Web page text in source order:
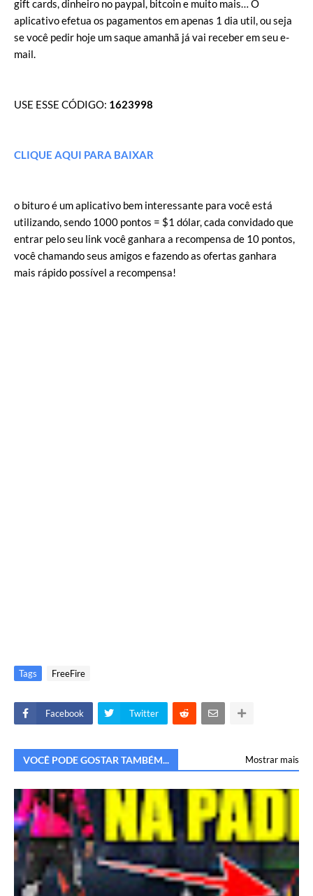
gift cards, dinheiro no paypal, bitcoin e muito mais… O
aplicativo efetua os pagamentos em apenas 1 dia util, ou seja
se você pedir hoje um saque amanhã já vai receber em seu e-
mail.
USE ESSE CÓDIGO: 1623998
CLIQUE AQUI PARA BAIXAR
o bituro é um aplicativo bem interessante para você está
utilizando, sendo 1000 pontos = $1 dólar, cada convidado que
entrar pelo seu link você ganhara a recompensa de 10 pontos,
você chamando seus amigos e fazendo as ofertas ganhara
mais rápido possível a recompensa!
Tags FreeFire
Facebook Twitter
VOCÊ PODE GOSTAR TAMBÉM... Mostrar mais